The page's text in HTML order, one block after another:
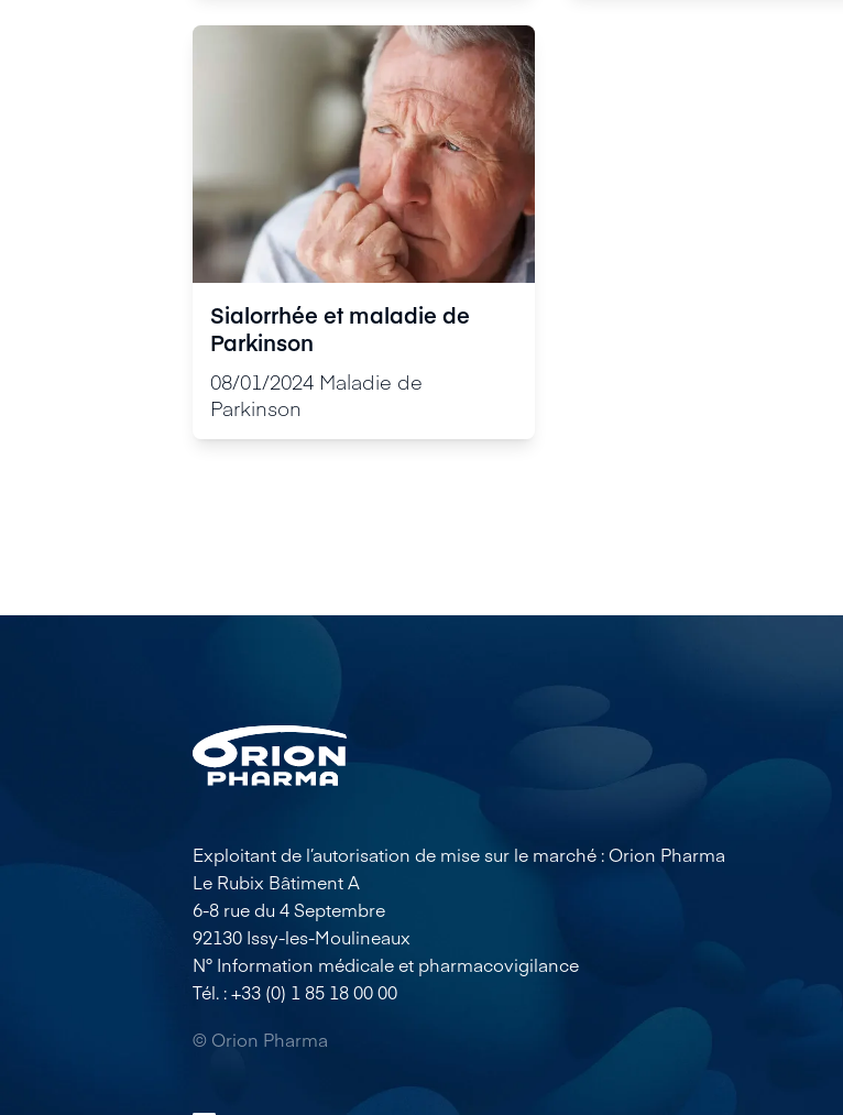
Sialorrhée et maladie de
Parkinson
08/01/2024 Maladie de
Parkinson
Exploitant de l’autorisation de mise sur le marché : Orion Pharma
Le Rubix Bâtiment A
6-8 rue du 4 Septembre
92130 Issy-les-Moulineaux
N° Information médicale et pharmacovigilance
Tél. : +33 (0) 1 85 18 00 00
© Orion Pharma